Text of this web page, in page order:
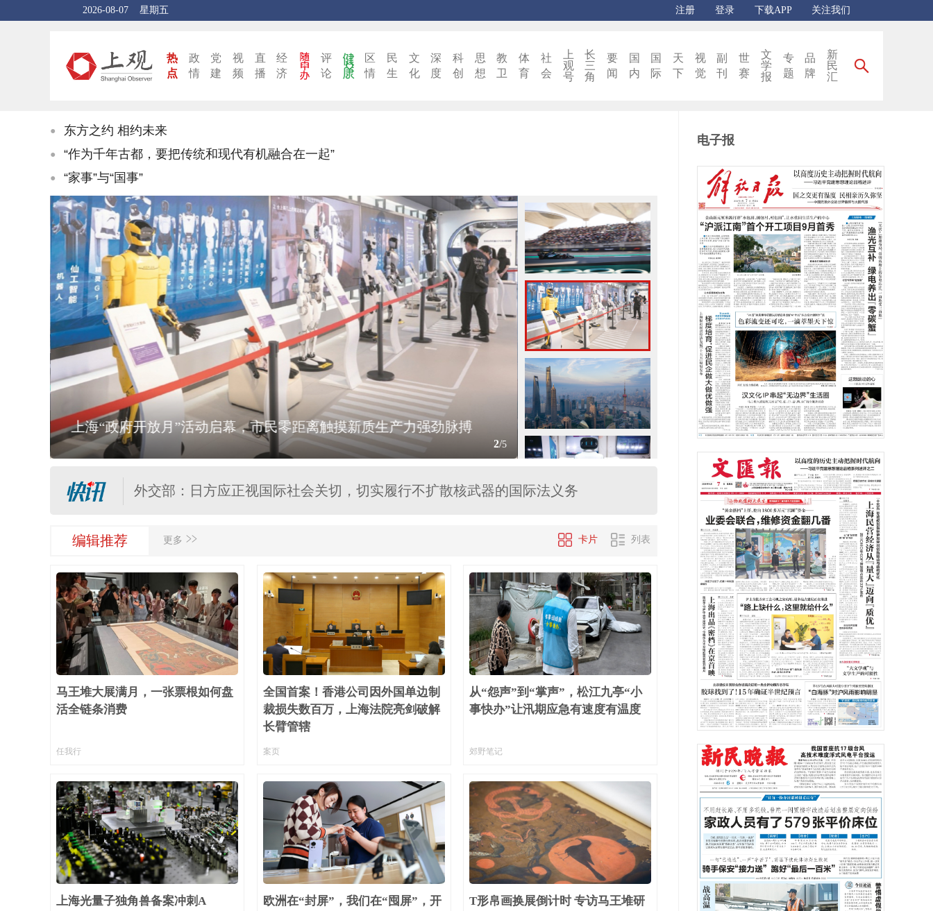
2026-08-07 星期五 注册 登录 下载APP 关注我们
热
点
政
情
党
建
视
频
直
播
经
济
评
论
区
情
民
生
文
化
深
度
科
创
思
想
教
卫
体
育
社
会
上
观
号
长
三
角
要
闻
国
内
国
际
天
下
视
觉
副
刊
世
赛
文
学
报
专
题
品
牌
新
民
汇
● 东方之约 相约未来
● 追光的你｜太行山上新愚公
● 上半年我国机械工业经济运行稳中有进
上海“政府开放月”活动启幕，市民零距离触摸新质生产力强劲脉搏 AI成“吞金兽”：2026上半年算力金属价格狂飙，上海谋局全球定
2/5
任前公示半年后，胡瑞连主动投案
外交部：日本“再军事化”已成地区和平稳现实威胁，必须高度警惕
外交部：日方应正视国际社会关切，切实履行不扩散核武器的国际法义务
“白海豚”登陆地点更新！中央气象台升级台风预警
关于对派拓公司在华销售产品启动网络安全审查的公告
台风“白海豚”影响我国已成定局 即将进入48小时台风警戒线
任前公示半年后，胡瑞连主动投案
外交部：日本“再军事化”已成地区和平稳现实威胁，必须高度警惕
编辑推荐 更多 >> 卡片 列表
马王堆大展满月，一张票根如何盘
活全链条消费
任我行
全国首案！香港公司因外国单边制
裁损失数百万，上海法院亮剑破解
长臂管辖
案页
从“怨声”到“掌声”，松江九亭“小
事快办”让汛期应急有速度有温度
郊野笔记
上海光量子独角兽备案冲刺A
欧洲在“封屏”，我们在“囤屏”，开
T形帛画换展倒计时 专访马王堆研
电子报